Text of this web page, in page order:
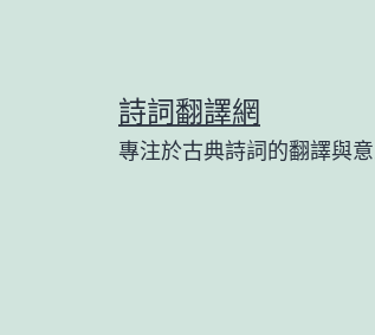
詩詞翻譯網
專注於古典詩詞的翻譯與